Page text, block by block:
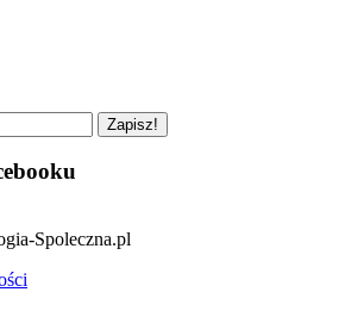
Spoleczna.pl